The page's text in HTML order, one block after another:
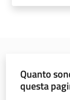
Quanto
questa